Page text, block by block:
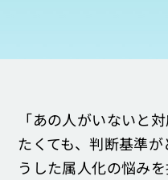
「あの人がいないと
たくても、判断基準
うした属人化の悩み